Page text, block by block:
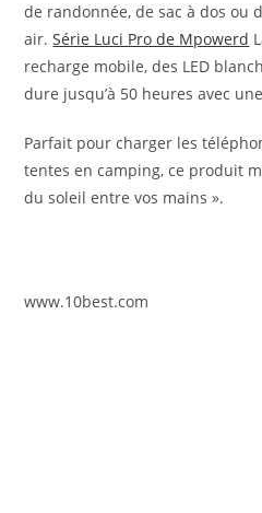
de randonnée, de sac à dos ou
air.Série Luci Pro de Mpowerd
recharge mobile, des LED
dure jusqu’à 50 heures avec
Parfait pour charger les
tentes en camping, ce produit
du soleil entre vos mains ».
www.10best.com